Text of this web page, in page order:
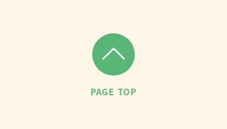
PAGE TOP